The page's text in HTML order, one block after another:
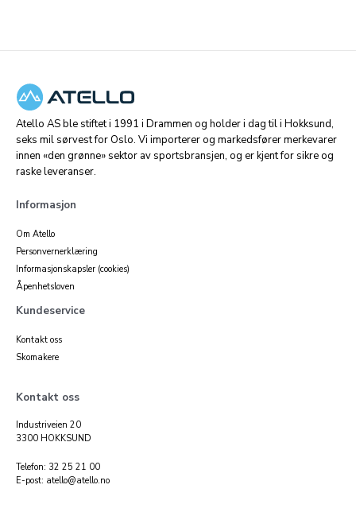
Atello AS ble stiftet i 1991 i Drammen og holder i dag til i Hokksund,
seks mil sørvest for Oslo. Vi importerer og markedsfører merkevarer
innen «den grønne» sektor av sportsbransjen, og er kjent for sikre og
raske leveranser.
Informasjon
Om Atello
Personvernerklæring
Informasjonskapsler (cookies)
Åpenhetsloven
Kundeservice
Kontakt oss
Skomakere
Kontakt oss
Industriveien 20
3300 HOKKSUND
Telefon: 32 25 21 00
E-post: atello@atello.no